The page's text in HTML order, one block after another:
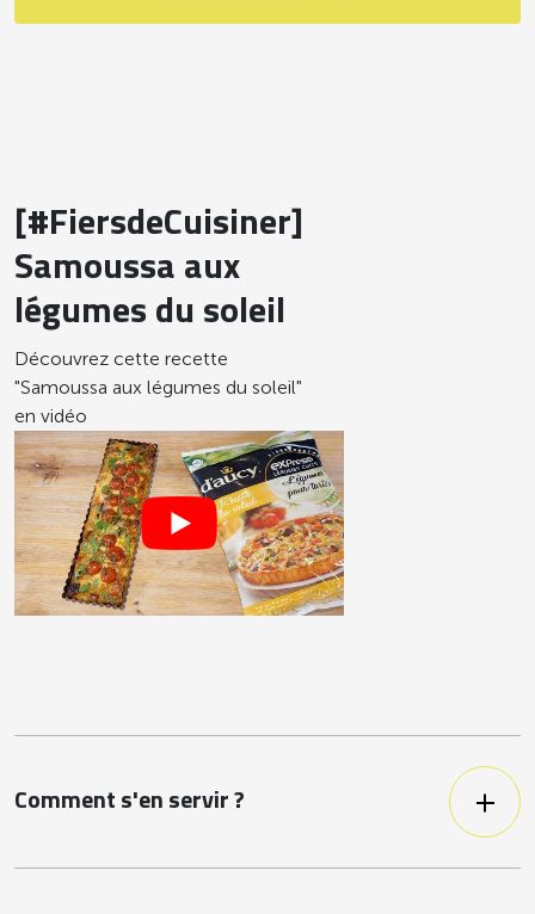
[#FiersdeCuisiner]
Samoussa aux
légumes du soleil
Découvrez cette recette
"Samoussa aux légumes du soleil"
en vidéo
Comment s'en servir ?
réalisation de tartes, flans, samoussas